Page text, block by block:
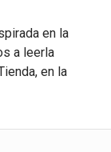
en la
a leerla
en la